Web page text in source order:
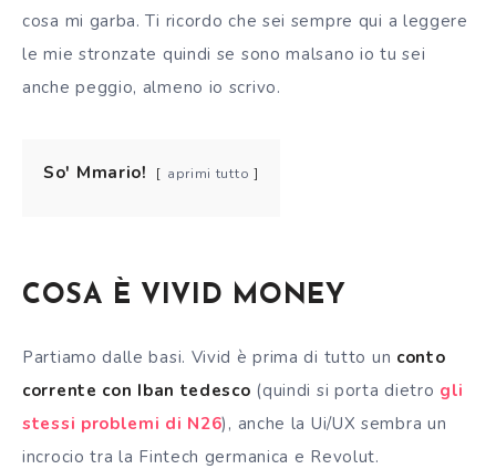
cosa mi garba. Ti ricordo che sei sempre qui a leggere
le mie stronzate quindi se sono malsano io tu sei
anche peggio, almeno io scrivo.
So' Mmario! aprimi tutto
COSA È VIVID MONEY
Partiamo dalle basi. Vivid è prima di tutto un conto
corrente con Iban tedesco (quindi si porta dietro gli
stessi problemi di N26), anche la Ui/UX sembra un
incrocio tra la Fintech germanica e Revolut.